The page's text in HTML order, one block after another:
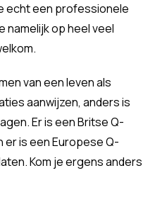
echt een professionele
namelijk op heel veel
van een leven als
aanwijzen, anders is
Er is een Britse Q-
er is een Europese Q-
Kom je ergens anders